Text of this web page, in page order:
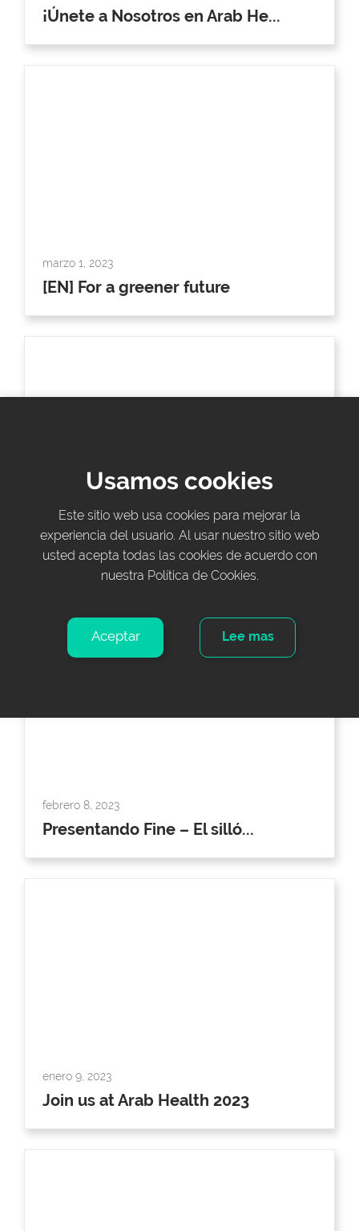
¡Únete a Nosotros en Arab He...
marzo 1, 2023
[EN] For a greener future
febrero 15, 2023
We are a SME Excellence 2021!
febrero 8, 2023
Presentando Fine – El silló...
enero 9, 2023
Join us at Arab Health 2023
Usamos cookies
Este sitio web usa cookies para mejorar la
experiencia del usuario. Al usar nuestro sitio web
usted acepta todas las cookies de acuerdo con
nuestra Política de Cookies.
Aceptar Lee mas